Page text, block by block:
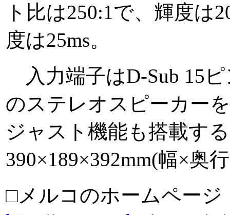
ト比は250:1で、輝度は
度は25ms。
入力端子はD-Sub 15
のステレオスピーカー
ジャスト機能も搭載す
390×189×392mm(幅×奥
□メルコのホームページ